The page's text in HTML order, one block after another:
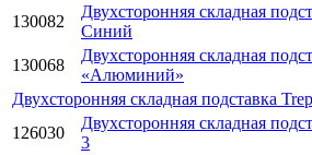
130082
Двухсторонняя складная
Синий
130068
Двухсторонняя складная
«Алюминий»
Двухсторонняя складная подставка
126030
Двухсторонняя складная
3